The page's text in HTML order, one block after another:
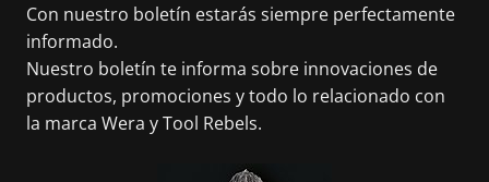
Con nuestro boletín estarás siempre perfectamente
informado.
Nuestro boletín te informa sobre innovaciones de
productos, promociones y todo lo relacionado con
la marca Wera y Tool Rebels.